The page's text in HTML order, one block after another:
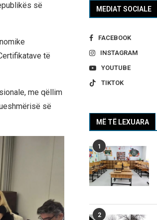
së
të
me qëllim
së
MEDIAT SOCIALE
FACEBOOK
INSTAGRAM
YOUTUBE
TIKTOK
MË TË LEXUARA
1
2